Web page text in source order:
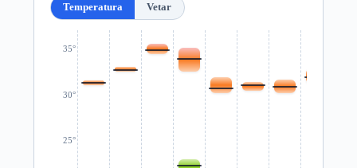
Temperatura Vetar
25°
30°
35°